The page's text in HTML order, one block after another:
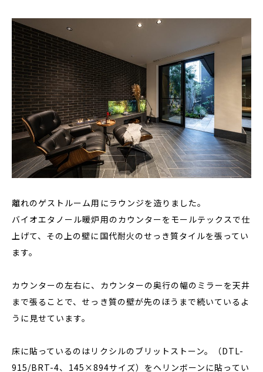
離れのゲストルーム用にラウンジを造りました。
バイオエタノール暖炉用のカウンターをモールテックスで仕
上げて、その上の壁に国代耐火のせっき質タイルを張ってい
ます。
カウンターの左右に、カウンターの奥行の幅のミラーを天井
まで張ることで、せっき質の壁が先のほうまで続いているよ
うに見せています。
床に貼っているのはリクシルのブリットストーン。（DTL-
915/BRT-4、145×894サイズ）をヘリンボーンに貼ってい